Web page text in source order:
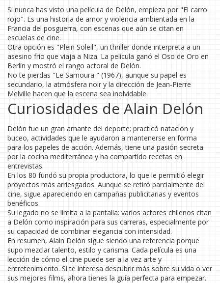
Si nunca has visto una película de Delón, empieza por "El carro
rojo". Es una historia de amor y violencia ambientada en la
Francia del posguerra, con escenas que aún se citan en
escuelas de cine.
Otra opción es "Plein Soleil", un thriller donde interpreta a un
asesino frío que viaja a Niza. La película ganó el Oso de Oro en
Berlín y mostró el rango actoral de Delón.
No te pierdas "Le Samouraï" (1967), aunque su papel es
secundario, la atmósfera noir y la dirección de Jean‑Pierre
Melville hacen que la escena sea inolvidable.
Curiosidades de Alain Delón
Delón fue un gran amante del deporte; practicó natación y
buceo, actividades que le ayudaron a mantenerse en forma
para los papeles de acción. Además, tiene una pasión secreta
por la cocina mediterránea y ha compartido recetas en
entrevistas.
En los 80 fundó su propia productora, lo que le permitió elegir
proyectos más arriesgados. Aunque se retiró parcialmente del
cine, sigue apareciendo en campañas publicitarias y eventos
benéficos.
Su legado no se limita a la pantalla: varios actores chilenos citan
a Delón como inspiración para sus carreras, especialmente por
su capacidad de combinar elegancia con intensidad.
En resumen, Alain Delón sigue siendo una referencia porque
supo mezclar talento, estilo y carisma. Cada película es una
lección de cómo el cine puede ser a la vez arte y
entretenimiento. Si te interesa descubrir más sobre su vida o ver
sus mejores films, ahora tienes la guía perfecta para empezar.